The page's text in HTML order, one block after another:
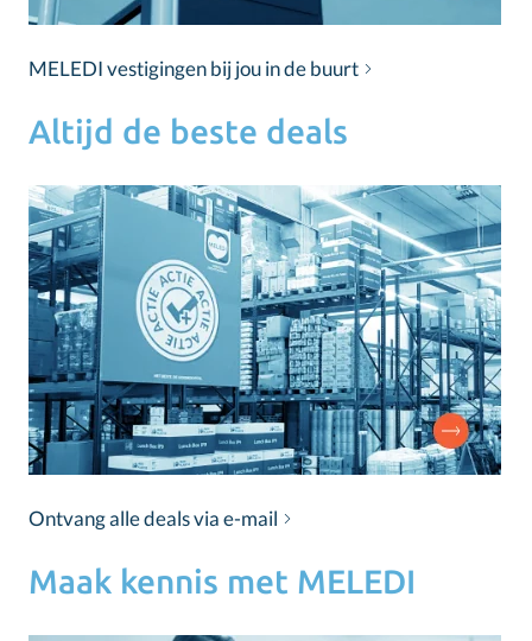
MELEDI vestigingen bij jou in de buurt
Altijd de beste deals
Ontvang alle deals via e-mail
Maak kennis met MELEDI